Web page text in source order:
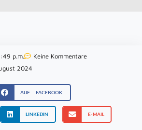
p.m.
Keine Kommentare
2024
AUF FACEBOOK.
LINKEDIN E-MAIL